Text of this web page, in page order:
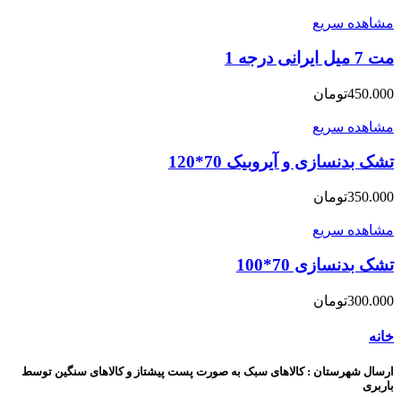
مشاهده سریع
مت 7 میل ایرانی درجه 1
تومان450.000
مشاهده سریع
تشک بدنسازی و آیروبیک 70*120
تومان350.000
مشاهده سریع
تشک بدنسازی 70*100
تومان300.000
خانه
ارسال شهرستان : کالاهای سبک به صورت پست پیشتاز و کالاهای سنگین توسط
باربری